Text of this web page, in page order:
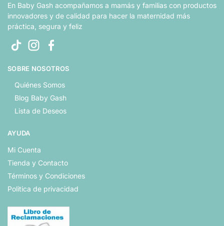
En Baby Gash acompañamos a mamás y familias con productos
innovadores y de calidad para hacer la maternidad más
práctica, segura y feliz
SOBRE NOSOTROS
Quiénes Somos
Blog Baby Gash
Lista de Deseos
AYUDA
Mi Cuenta
Tienda y Contacto
Términos y Condiciones
Politica de privacidad